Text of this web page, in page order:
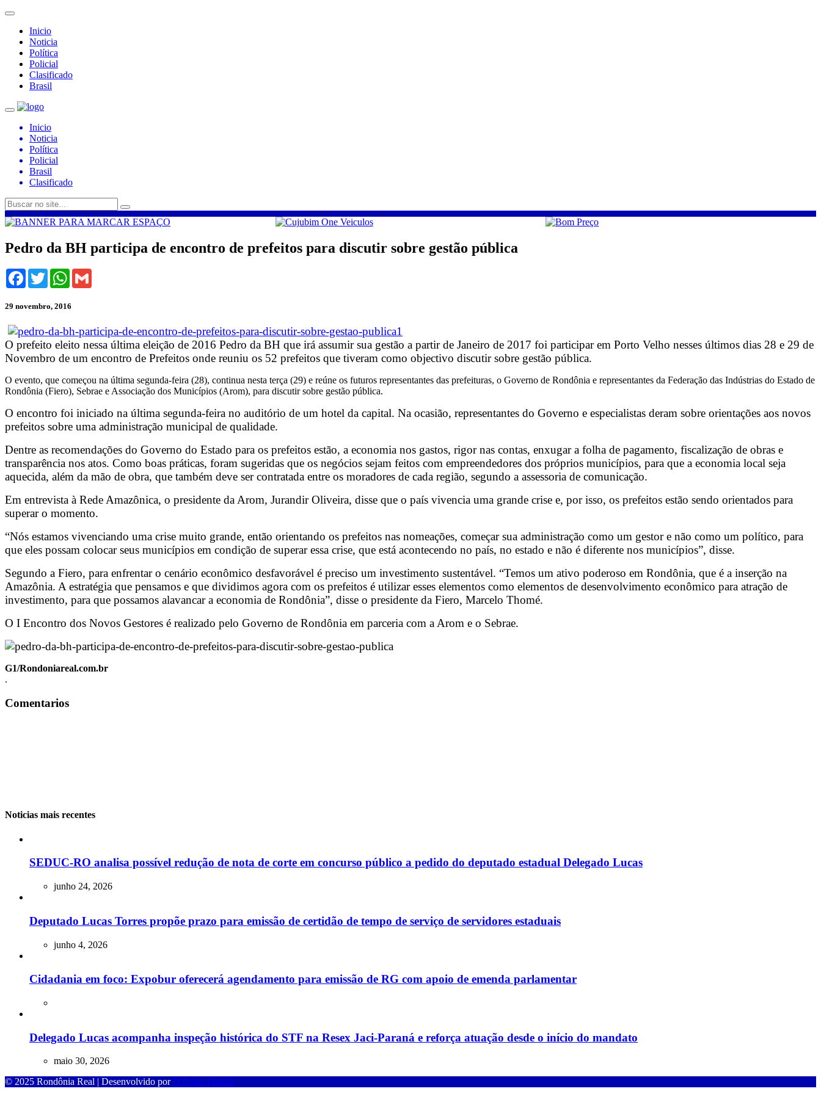
Inicio
Noticia
Política
Policial
Clasificado
Brasil
Inicio
Noticia
Política
Policial
Brasil
Clasificado
Pedro da BH participa de encontro de prefeitos para discutir sobre gestão pública
Facebook
TwitterWhatsApp
29 novembro, 2016
O prefeito eleito nessa última eleição de 2016 Pedro da BH que irá assumir sua gestão a partir de Janeiro de 2017 foi participar em Porto Velho nesses últimos dias 28 e 29 de
Novembro de um encontro de Prefeitos onde reuniu os 52 prefeitos que tiveram como objectivo discutir sobre gestão pública.
O evento, que começou na última segunda-feira (28), continua nesta terça (29) e reúne os futuros representantes das prefeituras, o Governo de Rondônia e representantes da Federação das Indústrias do Estado de
Rondônia (Fiero), Sebrae e Associação dos Municípios (Arom), para discutir sobre gestão pública.
O encontro foi iniciado na última segunda-feira no auditório de um hotel da capital. Na ocasião, representantes do Governo e especialistas deram sobre orientações aos novos
prefeitos sobre uma administração municipal de qualidade.
Dentre as recomendações do Governo do Estado para os prefeitos estão, a economia nos gastos, rigor nas contas, enxugar a folha de pagamento, fiscalização de obras e
transparência nos atos. Como boas práticas, foram sugeridas que os negócios sejam feitos com empreendedores dos próprios municípios, para que a economia local seja
aquecida, além da mão de obra, que também deve ser contratada entre os moradores de cada região, segundo a assessoria de comunicação.
Em entrevista à Rede Amazônica, o presidente da Arom, Jurandir Oliveira, disse que o país vivencia uma grande crise e, por isso, os prefeitos estão sendo orientados para
superar o momento.
“Nós estamos vivenciando uma crise muito grande, então orientando os prefeitos nas nomeações, começar sua administração como um gestor e não como um político, para
que eles possam colocar seus municípios em condição de superar essa crise, que está acontecendo no país, no estado e não é diferente nos municípios”, disse.
Segundo a Fiero, para enfrentar o cenário econômico desfavorável é preciso um investimento sustentável. “Temos um ativo poderoso em Rondônia, que é a inserção na
Amazônia. A estratégia que pensamos e que dividimos agora com os prefeitos é utilizar esses elementos como elementos de desenvolvimento econômico para atração de
investimento, para que possamos alavancar a economia de Rondônia”, disse o presidente da Fiero, Marcelo Thomé.
O I Encontro dos Novos Gestores é realizado pelo Governo de Rondônia em parceria com a Arom e o Sebrae.
G1/Rondoniareal.com.br
.
Comentarios
Noticias mais recentes
SEDUC-RO analisa possível redução de nota de corte em concurso público a pedido do deputado estadual Delegado Lucas
junho 24, 2026
Deputado Lucas Torres propõe prazo para emissão de certidão de tempo de serviço de servidores estaduais
junho 4, 2026
Cidadania em foco: Expobur oferecerá agendamento para emissão de RG com apoio de emenda parlamentar
Delegado Lucas acompanha inspeção histórica do STF na Resex Jaci-Paraná e reforça atuação desde o início do mandato
maio 30, 2026
© 2025 Rondônia Real | Desenvolvido por O Ponto Digital